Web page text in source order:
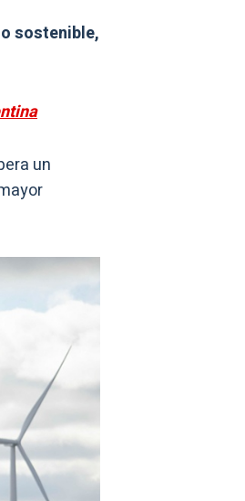
sostenible,
un